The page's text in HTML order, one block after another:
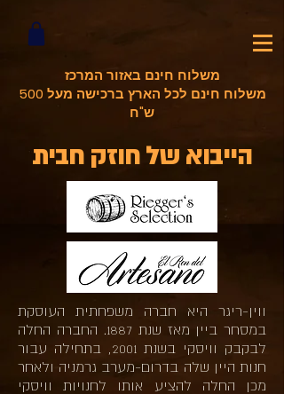
משלוח חינם באזור המרכז
משלוח חינם לכל הארץ ברכישה מעל 500
ש"ח
הייבוא של חוזק חבית
ווין-ריגר היא חברה משפחתית העוסקת
במסחר ביין מאז שנת 1887. החברה החלה
לבקבק וויסקי בשנת 2001, בתחילה עבור
חנות היין שלה בדרום-מערב גרמניה ולאחר
מכן החלה להציע אותו לחנויות וויסקי